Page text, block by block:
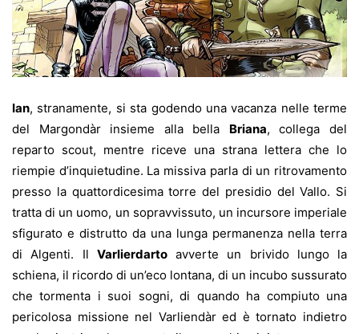
Ian, stranamente, si sta godendo una vacanza nelle terme
del Margondàr insieme alla bella Briana, collega del
reparto scout, mentre riceve una strana lettera che lo
riempie d’inquietudine. La missiva parla di un ritrovamento
presso la quattordicesima torre del presidio del Vallo. Si
tratta di un uomo, un sopravvissuto, un incursore imperiale
sfigurato e distrutto da una lunga permanenza nella terra
di Algenti. Il Varlierdartoavverte un brivido lungo la
schiena, il ricordo di un’eco lontana, di un incubo sussurato
che tormenta i suoi sogni, di quando ha compiuto una
pericolosa missione nel Varliendàr ed è tornato indietro